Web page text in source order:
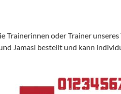
Trainerinnen oder Trainer unseres
Jamasi bestellt und kann